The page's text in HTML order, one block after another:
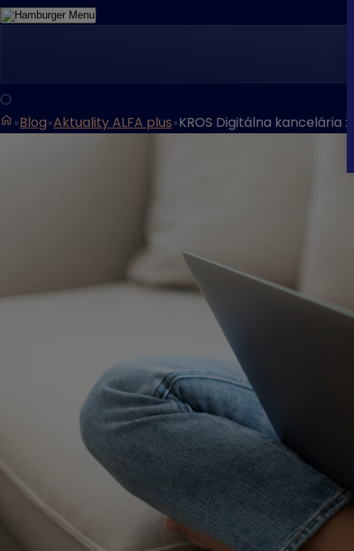
Menu
Blog Aktuality ALFA plus KROS Digitálna kancelária